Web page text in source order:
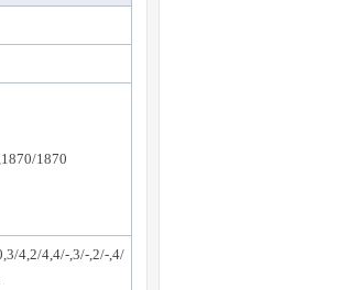
1870
4,2/4,4/-,3/-,2/-,4/